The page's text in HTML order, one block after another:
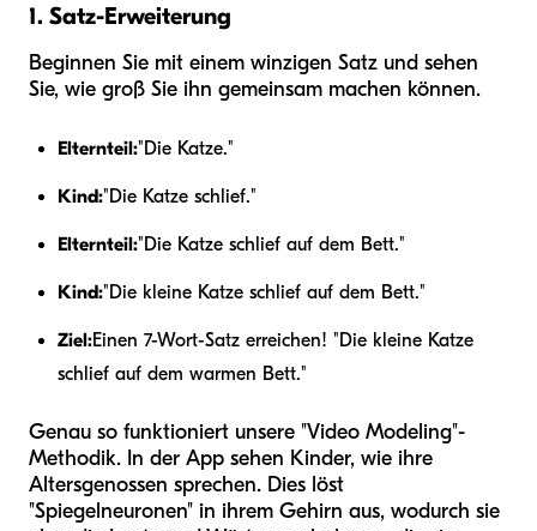
1. Satz-Erweiterung
Beginnen Sie mit einem winzigen Satz und sehen
Sie, wie groß Sie ihn gemeinsam machen können.
Elternteil:"Die Katze."
Kind:"Die Katze schlief."
Elternteil:"Die Katze schlief auf dem Bett."
Kind:"Die kleine Katze schlief auf dem Bett."
Ziel:Einen 7-Wort-Satz erreichen! "Die kleine Katze
schlief auf dem warmen Bett."
Genau so funktioniert unsere "Video Modeling"-
Methodik. In der App sehen Kinder, wie ihre
Altersgenossen sprechen. Dies löst
"Spiegelneuronen" in ihrem Gehirn aus, wodurch sie